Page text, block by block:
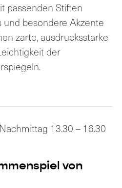
passenden Stiften
besondere Akzente
zarte, ausdrucksstarke
der
13.30 – 16.30
von